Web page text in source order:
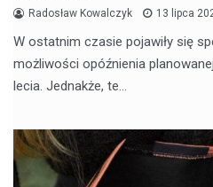
Radosław Kowalczyk 13 lipca
W ostatnim czasie pojawiły się
możliwości opóźnienia
lecia. Jednakże, te…